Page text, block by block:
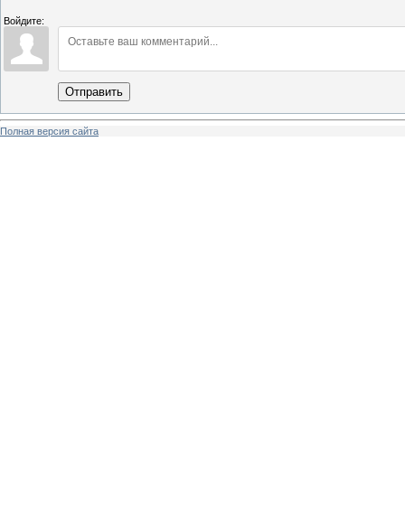
Войдите:
Отправить
Полная версия сайта